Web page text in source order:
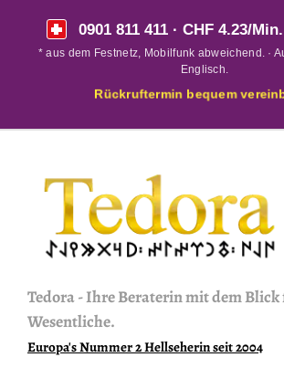
0901 811 411· CHF 4.23/
* aus dem Festnetz, Mobilfunk abweichend. ·
Englisch.
Rückruftermin bequem
Tedora-Ihre Beraterin mit dem Blick
Wesentliche.
Europa's Nummer 2 Hellseherin seit 2004